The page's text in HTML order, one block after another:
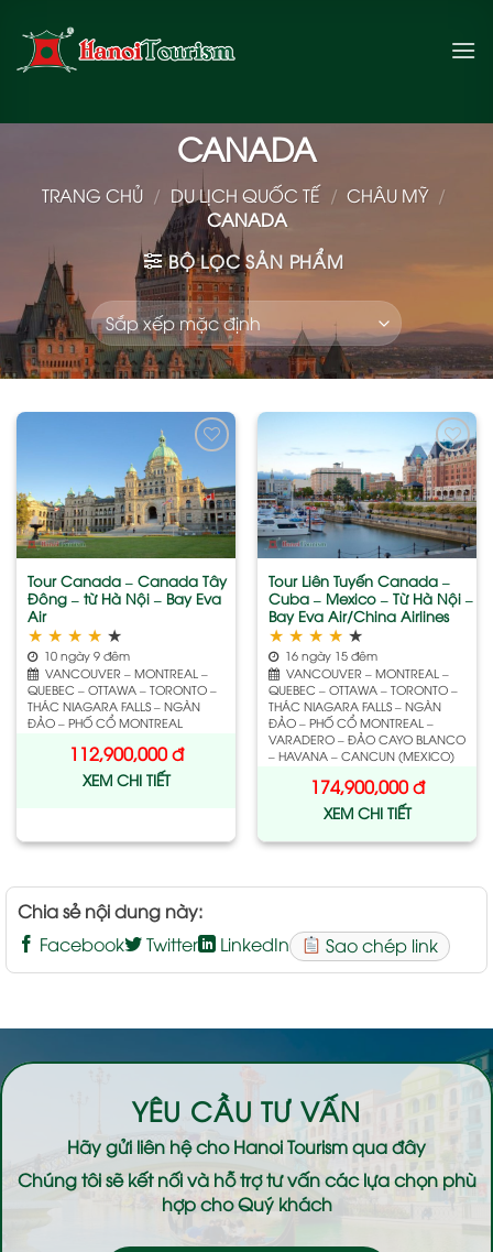
qua
CANADA
TRANG CHỦ / DU LỊCH QUỐC TẾ / CHÂU MỸ /
CANADA
BỘ LỌC SẢN PHẨM
to
wishlist
Tour Canada – Canada Tây
Đông – từ Hà Nội – Bay Eva
Air
★ ★ ★ ★ ★
10 ngày 9 đêm
VANCOUVER – MONTREAL –
QUEBEC – OTTAWA – TORONTO –
THÁC NIAGARA FALLS – NGÀN
ĐẢO – PHỐ CỔ MONTREAL
112,900,000đ
XEM CHI TIẾT
Add
to
wishlist
Tour Liên Tuyến Canada –
Cuba – Mexico – Từ Hà Nội –
Bay Eva Air/China Airlines
★ ★ ★ ★ ★
16 ngày 15 đêm
VANCOUVER – MONTREAL –
QUEBEC – OTTAWA – TORONTO –
THÁC NIAGARA FALLS – NGÀN
ĐẢO – PHỐ CỔ MONTREAL –
VARADERO – ĐẢO CAYO BLANCO
– HAVANA – CANCUN (MEXICO)
174,900,000đ
XEM CHI TIẾT
Chia sẻ nội dung này:
Facebook
Twitter LinkedIn Sao chép link
YÊU CẦU TƯ VẤN
Hãy gửi liên hệ choHanoi Tourismqua đây
Chúng tôi sẽ kết nối và hỗ trợ tư vấn các lựa chọn phù
hợp cho Quý khách